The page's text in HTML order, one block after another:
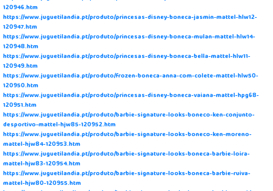
120946.htm
https://www.juguetilandia.pt/produto/princesas-disney-boneca-jasmin-mattel-hlw12-
120947.htm
https://www.juguetilandia.pt/produto/princesas-disney-boneca-mulan-mattel-hlw14-
120948.htm
https://www.juguetilandia.pt/produto/princesas-disney-boneca-bella-mattel-hlw11-
120949.htm
https://www.juguetilandia.pt/produto/frozen-boneca-anna-com-colete-mattel-hlw50-
120950.htm
https://www.juguetilandia.pt/produto/princesas-disney-boneca-vaiana-mattel-hpg68-
120951.htm
https://www.juguetilandia.pt/produto/barbie-signature-looks-boneco-ken-conjunto-
desportivo-mattel-hjw85-120952.htm
https://www.juguetilandia.pt/produto/barbie-signature-looks-boneco-ken-moreno-
mattel-hjw84-120953.htm
https://www.juguetilandia.pt/produto/barbie-signature-looks-boneca-barbie-loira-
mattel-hjw83-120954.htm
https://www.juguetilandia.pt/produto/barbie-signature-looks-boneca-barbie-ruiva-
mattel-hjw80-120955.htm